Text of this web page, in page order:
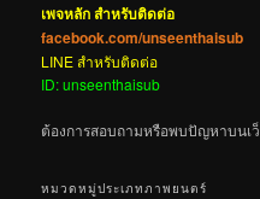
เพจหลัก สำหรับติดต่อ
facebook.com/unseenthaisub
LINE สำหรับติดต่อ
ID: unseenthaisub
ต้องการสอบถามหรือพบปัญหาบนเ
หมวดหมู่ประเภทภาพยนตร์